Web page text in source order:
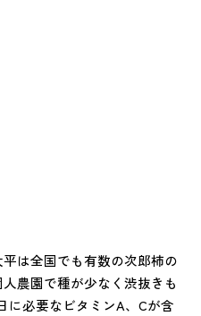
は全国でも有数の次郎柿の
農園で種が少なく渋抜きも
に必要なビタミンA、Cが含